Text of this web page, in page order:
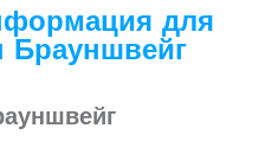
для
Брауншвейг